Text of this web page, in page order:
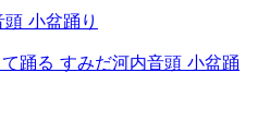
踊る すみだ河内音頭 小盆踊